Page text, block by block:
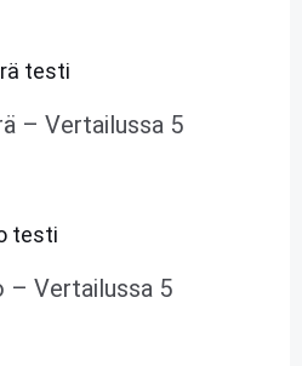
– Vertailussa 5
– Vertailussa 5